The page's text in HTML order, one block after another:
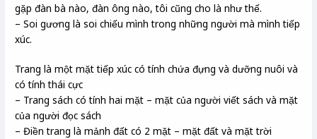
gặp đàn bà nào, đàn ông nào, tôi cũng cho là như thế.
– Soi gương là soi chiếu mình trong những người mà mình tiếp
xúc.
Trang là một mặt tiếp xúc có tính chứa đựng và dưỡng nuôi và
có tính thái cực
– Trang sách có tính hai mặt – mặt của người viết sách và mặt
của người đọc sách
– Điền trang là mảnh đất có 2 mặt – mặt đất và mặt trời